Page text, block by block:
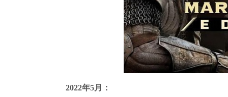
2022年5月：